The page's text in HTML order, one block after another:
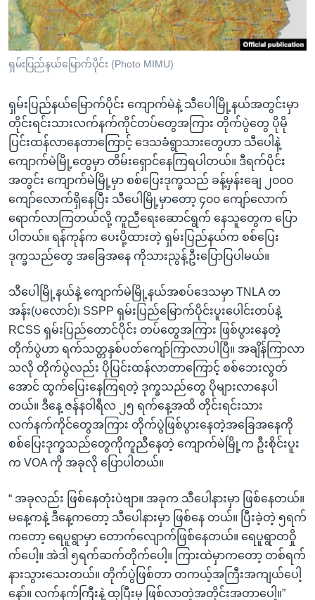
စာမျက်နှာ
သို့
ကျော်
ကြည့်
ရှာဖွေ
ရန်
နေရာ
သို့
ကျော်
ရန်
ဗွီအိုအေ လူမှုကွန်ယက်များ
ဘာသာစကားများ
ရှမ်းပြည်နယ်မြောက်ပိုင်း (Photo MIMU)
ရှမ်းပြည်နယ်မြောက်ပိုင်း ကျောက်မဲနဲ့ သီပေါမြို့နယ်အတွင်းမှာ
တိုင်းရင်းသားလက်နက်ကိုင်တပ်တွေအကြား တိုက်ပွဲတွေ ပိုမို
ပြင်းထန်လာနေတာကြောင့် ဒေသခံရွာသားတွေဟာ သီပေါနဲ့
ကျောက်မဲမြို့တွေမှာ တိမ်းရှောင်နေကြရပါတယ်။ ဒီရက်ပိုင်း
အတွင်း ကျောက်မဲမြို့မှာ စစ်ပြေးဒုက္ခသည် ခန့်မှန်းချေ ၂၀၀၀
ကျော်လောက်ရှိနေပြီး သီပေါမြို့မှာတော့ ၄၀၀ ကျော်လောက်
ရောက်လာကြတယ်လို့ ကူညီရေးဆောင်ရွက် နေသူတွေက ပြော
ပါတယ်။ ရန်ကုန်က ပေးပို့ထားတဲ့ ရှမ်းပြည်နယ်က စစ်ပြေး
ဒုက္ခသည်တွေ အခြေအနေ ကိုသားညွန့်ဦးပြောပြပါမယ်။
သီပေါမြို့နယ်နဲ့ ကျောက်မဲမြို့နယ်အစပ်ဒေသမှာ TNLA တ
အန်း(ပလောင်)၊ SSPP ရှမ်းပြည်မြောက်ပိုင်းပူးပေါင်းတပ်နဲ့
RCSS ရှမ်းပြည်တောင်ပိုင်း တပ်တွေအကြား ဖြစ်ပွားနေတဲ့
တိုက်ပွဲဟာ ရက်သတ္တနှစ်ပတ်ကျော်ကြာလာပါပြီ။ အချိန်ကြာလာ
သလို တိုက်ပွဲလည်း ပိုပြင်းထန်လာတာကြောင့် စစ်ဘေးလွတ်
အောင် ထွက်ပြေးနေကြရတဲ့ ဒုက္ခသည်တွေ ပိုများလာနေပါ
တယ်။ ဒီနေ့ ဇန်နဝါရီလ ၂၅ ရက်နေ့အထိ တိုင်းရင်းသား
လက်နက်ကိုင်တွေအကြား တိုက်ပွဲဖြစ်ပွားနေတဲ့အခြေအနေကို
စစ်ပြေးဒုက္ခသည်တွေကိုကူညီနေတဲ့ ကျောက်မဲမြို့က ဦးစိုင်းပူး
က VOA ကို အခုလို ပြောပါတယ်။
“ အခုလည်း ဖြစ်နေတုံးပဲဗျာ။ အခုက သီပေါနားမှာ ဖြစ်နေတယ်။
မနေ့ကနဲ့ ဒီနေ့ကတော့ သီပေါနားမှာ ဖြစ်နေ တယ်။ ပြီးခဲ့တဲ့ ၅ရက်
ကတော့ ရေပူရွာမှာ တောက်လျောက်ဖြစ်နေတယ်။ ရေပူရွာတဝှို
က်ပေါ့။ အဲဒါ ၅ရက်ဆက်တိုက်ပေါ့။ ကြားထဲမှာကတော့ တစ်ရက်
နားသွားသေးတယ်။ တိုက်ပွဲဖြစ်တာ တကယ့်အကြီးအကျယ်ပေါ့
နော်။ လက်နက်ကြီးနဲ့ ထုပြီးမှ ဖြစ်လာတဲ့အတိုင်းအတာပေါ့။”